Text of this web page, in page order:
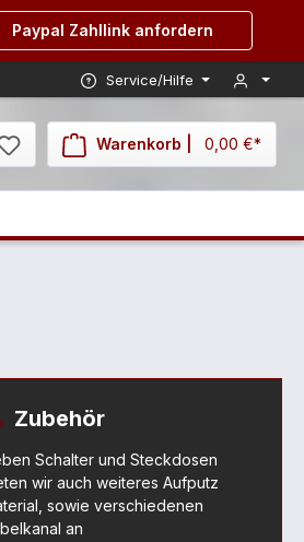
Paypal Zahllink anfordern
Service/Hilfe
Warenkorb | 0,00 €*
Zubehör
Schalter und Steckdosen
wir auch weiteres Aufputz
sowie verschiedenen
an